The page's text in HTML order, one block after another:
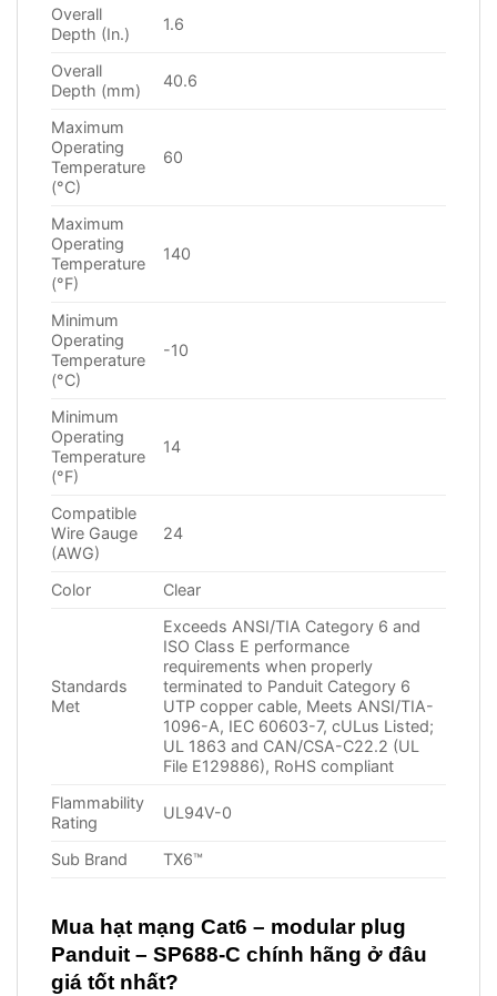
Overall
Depth (In.)
1.6
Overall
Depth (mm)
40.6
Maximum
Operating
Temperature
(°C)
60
Maximum
Operating
Temperature
(°F)
140
Minimum
Operating
Temperature
(°C)
-10
Minimum
Operating
Temperature
(°F)
14
Compatible
Wire Gauge
(AWG)
24
Color Clear
Standards
Met
Exceeds ANSI/TIA Category 6 and
ISO Class E performance
requirements when properly
terminated to Panduit Category 6
UTP copper cable, Meets ANSI/TIA-
1096-A, IEC 60603-7, cULus Listed;
UL 1863 and CAN/CSA-C22.2 (UL
File E129886), RoHS compliant
Flammability
Rating
UL94V-0
Sub Brand TX6™
Mua hạt mạng Cat6 – modular plug
Panduit – SP688-C chính hãng ở đâu
giá tốt nhất?